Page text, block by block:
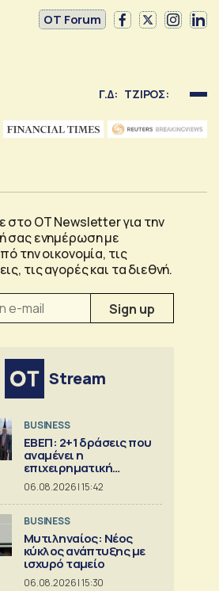
OT Forum
Γ.Δ: ΤΖΙΡΟΣ:
στο OT Newsletter για την
σας ενημέρωση με
την οικονομία, τις
τις αγορές και τα διεθνή.
Stream
BUSINESS
ΕΒΕΠ: 2+1 δράσεις που
αναμένει η
επιχειρηματική
κοινότητα
06.08.2026 | 15:42
BUSINESS
Μυτιληναίος: Νέος
κύκλος ανάπτυξης με
ισχυρό ταμείο
06.08.2026 | 15:30